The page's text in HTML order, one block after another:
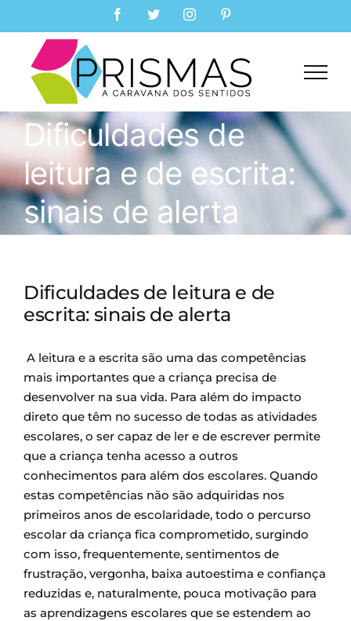
to
content
FacebookTwitterInstagram
Dificuldades de
leitura e de escrita:
sinais de alerta
Dificuldades de leitura e de
escrita: sinais de alerta
A leitura e a escrita são uma das competências
mais importantes que a criança precisa de
desenvolver na sua vida. Para além do impacto
direto que têm no sucesso de todas as atividades
escolares, o ser capaz de ler e de escrever permite
que a criança tenha acesso a outros
conhecimentos para além dos escolares. Quando
estas competências não são adquiridas nos
primeiros anos de escolaridade, todo o percurso
escolar da criança fica comprometido, surgindo
com isso, frequentemente, sentimentos de
frustração, vergonha, baixa autoestima e confiança
reduzidas e, naturalmente, pouca motivação para
as aprendizagens escolares que se estendem ao